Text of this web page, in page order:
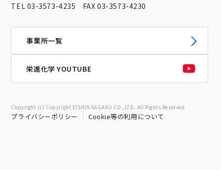
TEL 03-3573-4235 FAX 03-3573-4230
事業所一覧
栄進化学 YOUTUBE
Copyright (c) Copyright EISHIN KAGAKU CO.,LTD. All Rights Reserved
プライバシーポリシー Cookie等の利用について